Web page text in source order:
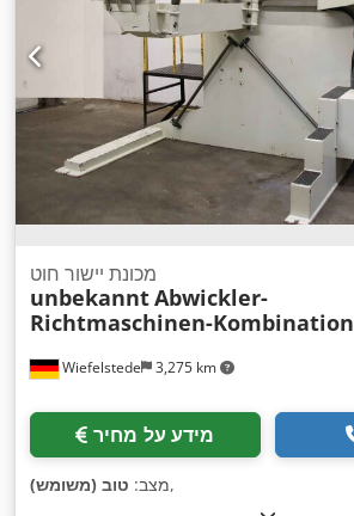
Wiefelstede 3,275 km
מכונת יישור חוט
unbekanntAbwickler-
Richtmaschinen-Kombination
מידע על מחיר
מצב: טוב (משומש) ,